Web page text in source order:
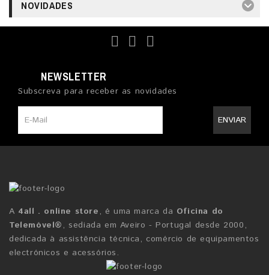
NOVIDADES
NEWSLETTER
Subscreva para receber as novidades
ENVIAR
A 4all . online store , é uma marca da Oficina do
Telemóvel® , sediada em Aveiro - Portugal desde 2000,
dedicada à assistência técnica, comércio de equipamentos
electrónicos e acessórios.